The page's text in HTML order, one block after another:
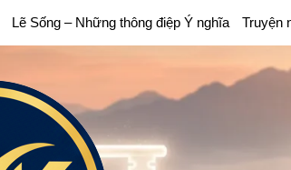
Lẽ Sống – Những thông điệp Ý nghĩa Truyện